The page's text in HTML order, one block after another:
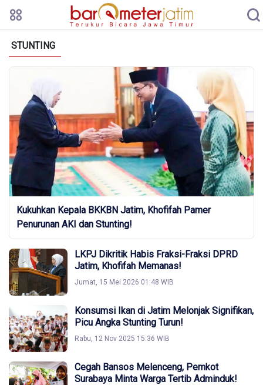
STUNTING
Kukuhkan Kepala BKKBN Jatim, Khofifah Pamer
Penurunan AKI dan Stunting!
LKPJ Dikritik Habis Fraksi-Fraksi DPRD
Jatim, Khofifah Memanas!
Jumat, 15 Mei 2026 01:48 WIB
Konsumsi Ikan di Jatim Melonjak Signifikan,
Picu Angka Stunting Turun!
Rabu, 12 Nov 2025 15:36 WIB
Cegah Bansos Melenceng, Pemkot
Surabaya Minta Warga Tertib Adminduk!